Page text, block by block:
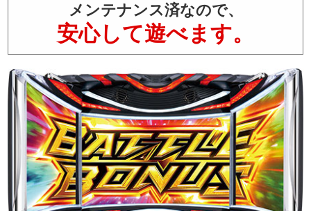
メンテナンス済なので、
安心して遊べます。